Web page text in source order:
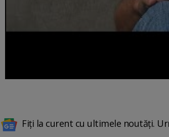
Fiți la curent cu ultimele noutăți.